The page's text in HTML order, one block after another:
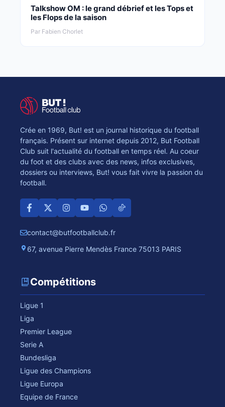
Talkshow OM : le grand débrief et les Tops et
les Flops de la saison
Par Fabien Chorlet
Crée en 1969, But! est un journal historique du football
français. Présent sur internet depuis 2012, But Football
Club suit l'actualité du football en temps réel. Au coeur
du foot et des clubs avec des news, infos exclusives,
dossiers ou interviews, But! vous fait vivre la passion du
football.
contact@butfootballclub.fr
67, avenue Pierre Mendès France 75013 PARIS
Compétitions
Ligue 1
Liga
Premier League
Serie A
Bundesliga
Ligue des Champions
Ligue Europa
Equipe de France